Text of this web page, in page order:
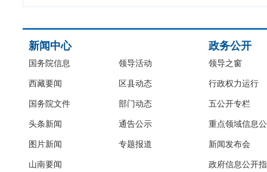
新闻中心
国务院信息
西藏要闻
国务院文件
头条新闻
图片新闻
山南要闻
领导活动
区县动态
部门动态
通告公示
专题报道
政务公开
领导之窗
行政权力运行
五公开专栏
重点领域信息
新闻发布会
政府信息公开